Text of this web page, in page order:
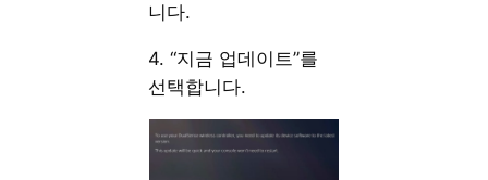
니다.
4. “지금 업데이트”를
선택합니다.